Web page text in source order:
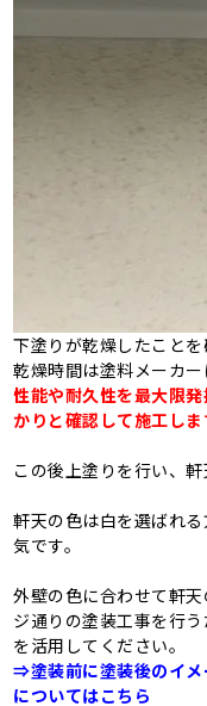
下塗りが乾燥したことを
乾燥時間は塗料メーカー
性能や耐久性を最大限
かりと確認して施工しま
この後上塗りを行い、軒
軒天の色は白を選ばれ
気です。
外壁の色に合わせて軒
ジ通りの塗装工事を行
を活用してください。
⇒塗装前に塗装後のイメ
についてはこちら